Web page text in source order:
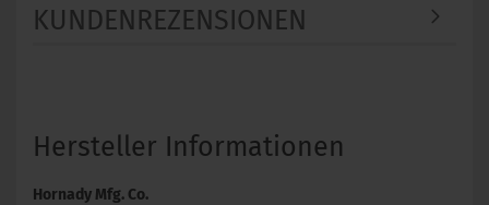
KUNDENREZENSIONEN
Hersteller Informationen
Hornady Mfg. Co.